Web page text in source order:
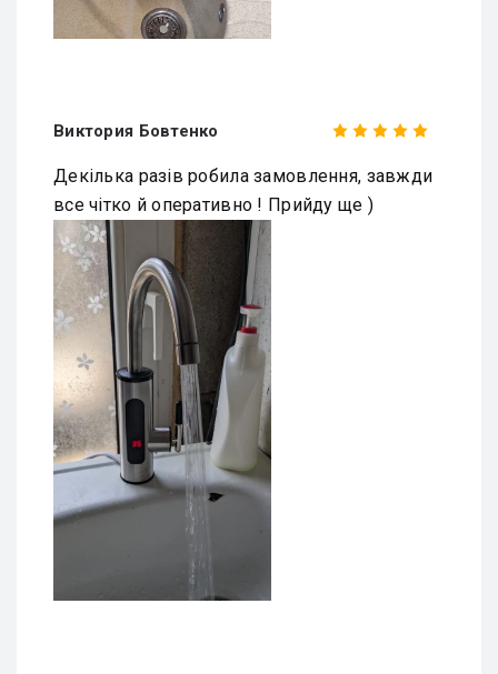
Виктория Бовтенко
Декілька разів робила замовлення, завжди
все чітко й оперативно ! Прийду ще )